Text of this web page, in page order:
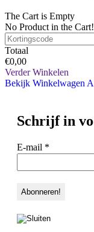
The Cart is Empty
No Product in the Cart!
Totaal
€0,00
Verder Winkelen
Bekijk Winkelwagen
Schrijf in
E-mail *